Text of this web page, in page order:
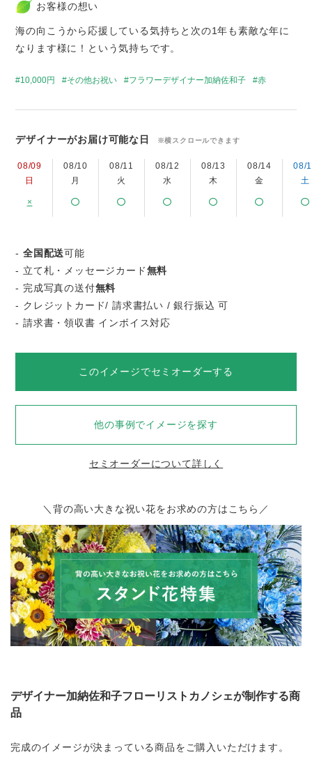
お客様の想い
海の向こうから応援している気持ちと次の1年も素敵な年に
なります様に！という気持ちです。
10,000円 その他お祝い フラワーデザイナー加納佐和子 赤
デザイナーがお届け可能な日 ※横スクロールできます
08/09
日
×
08/10
月
08/11
火
08/12
水
08/13
木
08/14
金
08/
土
-全国配送可能
- 立て札・メッセージカード無料
- 完成写真の送付無料
- クレジットカード/ 請求書払い / 銀行振込 可
- 請求書・領収書 インボイス対応
このイメージでセミオーダーする
他の事例でイメージを探す
セミオーダーについて詳しく
＼背の高い大きな祝い花をお求めの方はこちら／
デザイナー加納佐和子フローリストカノシェが制作する商
品
完成のイメージが決まっている商品をご購入いただけます。